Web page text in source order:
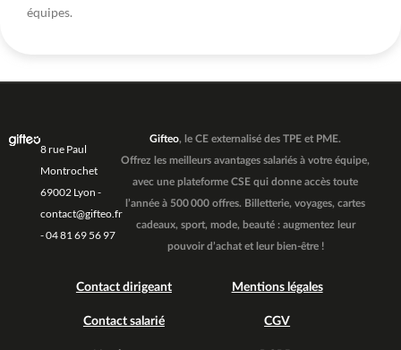
équipes.
8 rue Paul
Montrochet
69002 Lyon -
contact@gifteo.fr
- 04 81 69 56 97
Gifteo, le CE externalisé des TPE et PME.
Offrez les meilleurs avantages salariés à votre équipe,
avec une plateforme CSE qui donne accès toute
l’année à 500 000 offres. Billetterie, voyages, cartes
cadeaux, sport, mode, beauté : augmentez leur
pouvoir d’achat et leur bien-être !
Contact dirigeant
Contact salarié
Mentions légales
CGV